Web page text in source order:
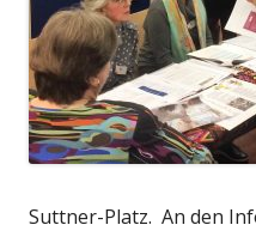
Suttner-Platz. An den